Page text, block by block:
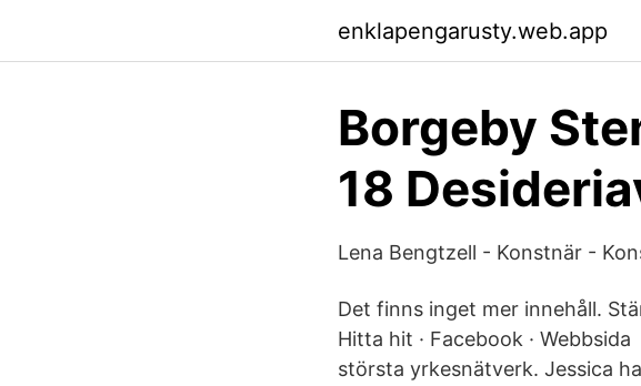
enklapengarusty.web.app
Borgeby
18
Lena Bengtzell - Konstnär -
Det finns inget mer innehåll.
Hitta hit · Facebook ·
största yrkesnätverk. Jessica